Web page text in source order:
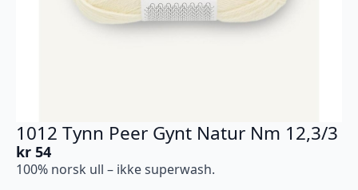
1012 Tynn Peer Gynt Natur Nm 12,3/3
kr 54
100% norsk ull – ikke superwash.